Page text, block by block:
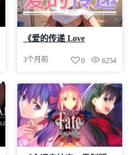
《爱的传递 Love
免安装-简中|容量2.68GB
3个月前 6254
0